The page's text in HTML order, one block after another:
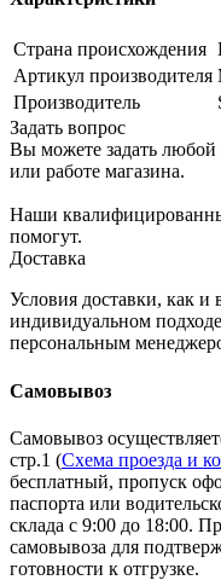
Страна происхождения
Артикул производителя
Производитель
Задать вопрос
Вы можете задать
или работе магазина.
Наши
помогут.
Доставка
Условия доставки, как и
индивидуальном
персональным
Самовывоз
Самовывоз
стр.1 (Схема проезда и
бесплатный, пропуск
паспорта или
склада с 9:00 до 18:00.
самовывоза для
готовности к отгрузке.